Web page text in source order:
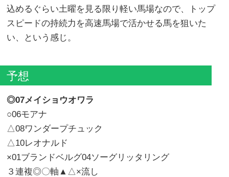
込めるぐらい土曜を見る限り軽い馬場なので、トップ
スピードの持続力を高速馬場で活かせる馬を狙いた
い、という感じ。
予想
◎07メイショウオワラ
○06モアナ
△08ワンダープチュック
△10レオナルド
×01ブランドベルグ04ソーグリッタリング
３連複◎〇軸▲△×流し